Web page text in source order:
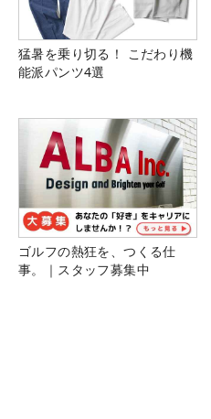
猛暑を乗り切る！ こだわり機
能派パンツ4選
ゴルフの熱狂を、つくる仕
事。｜スタッフ募集中